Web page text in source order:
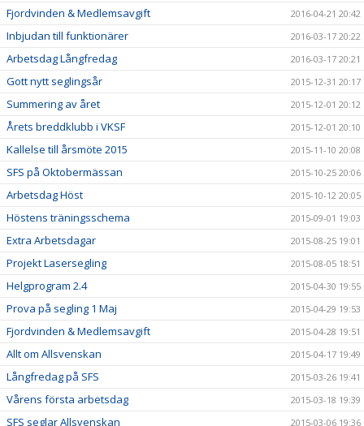
Fjordvinden & Medlemsavgift 2016-04-21 20:42
Inbjudan till funktionärer 2016-03-17 20:22
Arbetsdag Långfredag 2016-03-17 20:21
Gott nytt seglingsår 2015-12-31 20:17
Summering av året 2015-12-01 20:12
Årets breddklubb i VKSF 2015-12-01 20:10
Kallelse till årsmöte 2015 2015-11-10 20:08
SFS på Oktobermässan 2015-10-25 20:06
Arbetsdag Höst 2015-10-12 20:05
Höstens träningsschema 2015-09-01 19:03
Extra Arbetsdagar 2015-08-25 19:01
Projekt Lasersegling 2015-08-05 18:51
Helgprogram 2.4 2015-04-30 19:55
Prova på segling 1 Maj 2015-04-29 19:53
Fjordvinden & Medlemsavgift 2015-04-28 19:51
Allt om Allsvenskan 2015-04-17 19:49
Långfredag på SFS 2015-03-26 19:41
Vårens första arbetsdag 2015-03-18 19:39
SFS seglar Allsvenskan 2015-03-06 19:36